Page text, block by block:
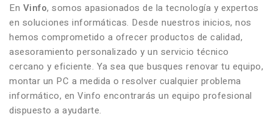
En Vinfo, somos apasionados de la tecnología y expertos
en soluciones informáticas. Desde nuestros inicios, nos
hemos comprometido a ofrecer productos de calidad,
asesoramiento personalizado y un servicio técnico
cercano y eficiente. Ya sea que busques renovar tu equipo,
montar un PC a medida o resolver cualquier problema
informático, en Vinfo encontrarás un equipo profesional
dispuesto a ayudarte.